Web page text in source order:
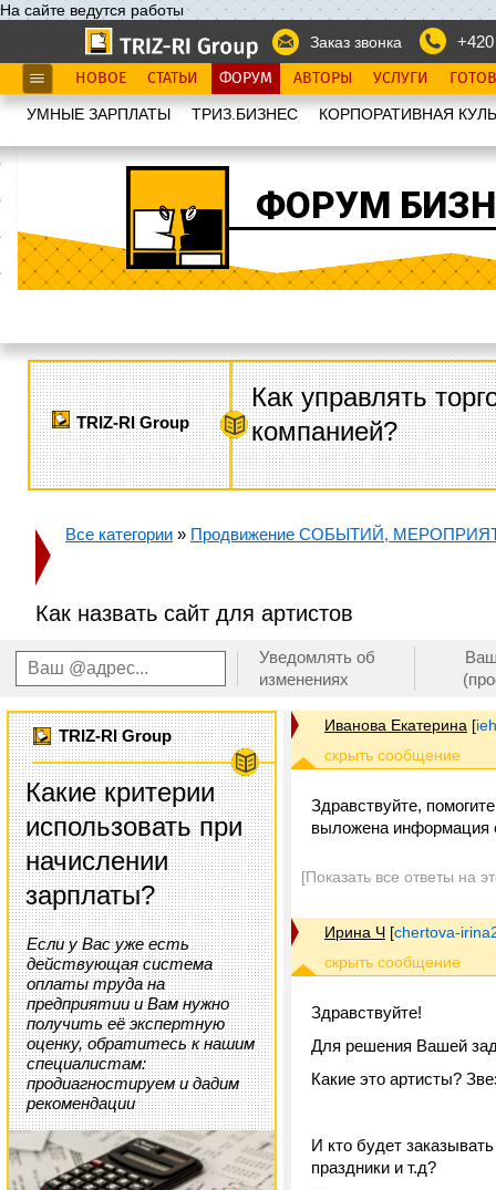
На сайте ведутся работы
Заказ звонка
НОВОЕ СТАТЬИ ФОРУМ АВТОРЫ УСЛУГИ
УМНЫЕ ЗАРПЛАТЫ ТРИЗ.БИЗНЕС КОРПОРАТИВНАЯ
ФОРУМ
TRIZ-RI Group
Как управлять
компанией?
Все категории » Продвижение СОБЫТИЙ,
Как назвать сайт для артистов
Уведомлять об
изменениях
TRIZ-RI Group
Какие критерии
использовать при
начислении
зарплаты?
Если у Вас уже есть
действующая система
оплаты труда на
предприятии и Вам нужно
получить её экспертную
оценку, обратитесь к нашим
специалистам:
продиагностируем и дадим
рекомендации
Иванова Екатерина [
Здравствуйте,
выложена информация
[Показать все ответы на
Ирина Ч [chertova-
Здравствуйте!
Для решения Вашей
Какие это артисты?
И кто будет
праздники и т.д?